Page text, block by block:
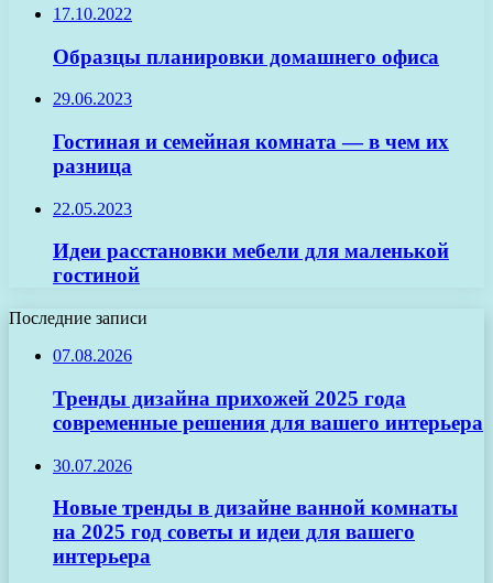
17.10.2022
Образцы планировки домашнего офиса
29.06.2023
Гостиная и семейная комната — в чем их
разница
22.05.2023
Идеи расстановки мебели для маленькой
гостиной
Последние записи
07.08.2026
Тренды дизайна прихожей 2025 года
современные решения для вашего интерьера
30.07.2026
Новые тренды в дизайне ванной комнаты
на 2025 год советы и идеи для вашего
интерьера